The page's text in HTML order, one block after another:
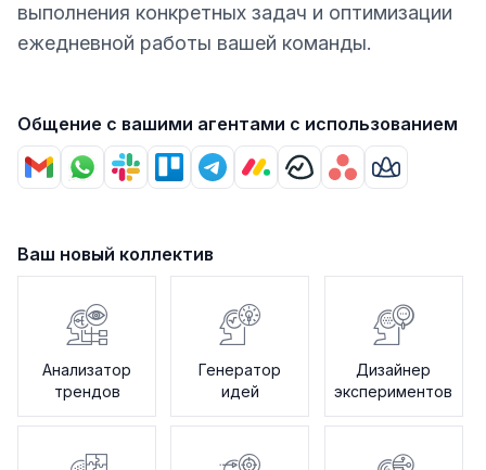
выполнения конкретных задач и оптимизации
ежедневной работы вашей команды.
Общение с вашими агентами с использованием
Ваш новый коллектив
Анализатор
трендов
Генератор
идей
Дизайнер
экспериментов